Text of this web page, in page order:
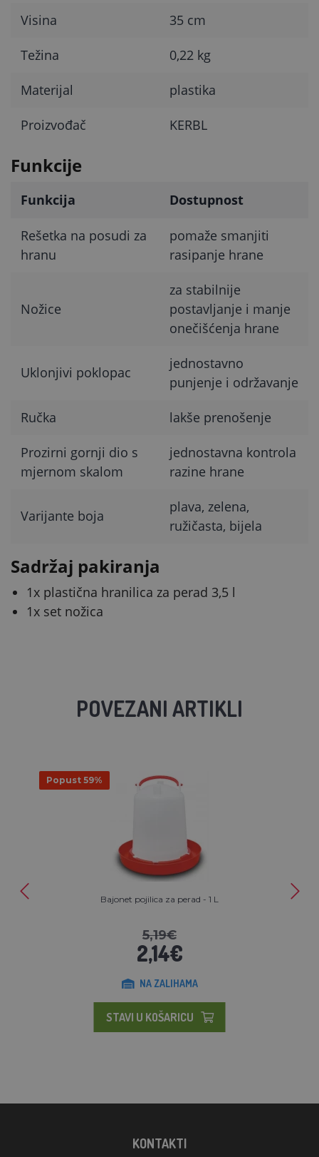
Visina 35 cm
Težina 0,22 kg
Materijal plastika
Proizvođač KERBL
Funkcije
Funkcija Dostupnost
Rešetka na posudi za
hranu
pomaže smanjiti
rasipanje hrane
Nožice
za stabilnije
postavljanje i manje
onečišćenja hrane
Uklonjivi poklopac
jednostavno
punjenje i održavanje
Ručka lakše prenošenje
Prozirni gornji dio s
mjernom skalom
jednostavna kontrola
razine hrane
Varijante boja
plava, zelena,
ružičasta, bijela
Sadržaj pakiranja
1x plastična hranilica za perad 3,5 l
1x set nožica
POVEZANI ARTIKLI
Popust 59%
Bajonet pojilica za perad - 1 L
5,19€
2,14€
NA ZALIHAMA
STAVI U KOŠARICU
KONTAKTI